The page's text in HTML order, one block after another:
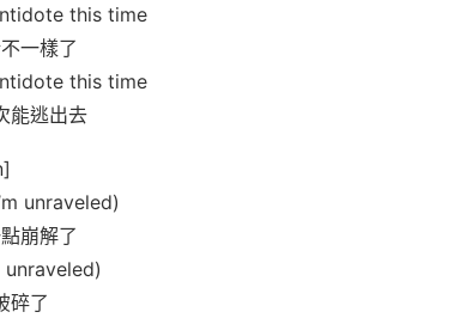
this time
一樣了
this time
能逃出去
unraveled)
崩解了
unraveled)
碎了